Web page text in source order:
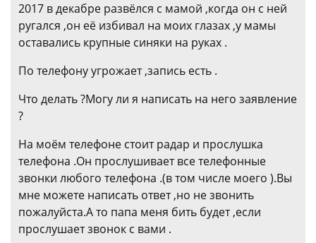
2017 в декабре развёлся с мамой ,когда он с ней
ругался ,он её избивал на моих глазах ,у мамы
оставались крупные синяки на руках .
По телефону угрожает ,запись есть .
Что делать ?Могу ли я написать на него заявление
?
На моём телефоне стоит радар и прослушка
телефона .Он прослушивает все телефонные
звонки любого телефона .(в том числе моего ).Вы
мне можете написать ответ ,но не звонить
пожалуйста.А то папа меня бить будет ,если
прослушает звонок с вами .